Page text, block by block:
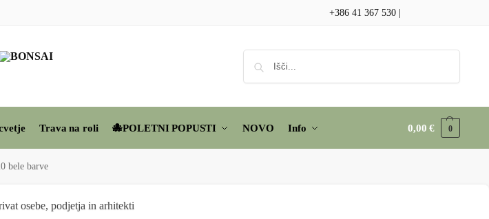
+386 41 367 530
Trava na roli 🐙POLETNI POPUSTI NOVO Info 0,00€ 0
bele barve
osebe, podjetja in arhitekti